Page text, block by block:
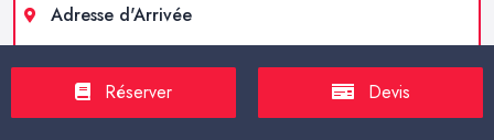
Adresse d'Arrivée
Réserver Devis